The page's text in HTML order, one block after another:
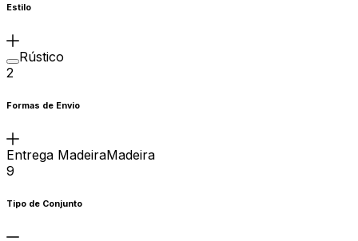
Estilo
Rústico
2
Formas de Envio
Entrega MadeiraMadeira
9
Tipo de Conjunto